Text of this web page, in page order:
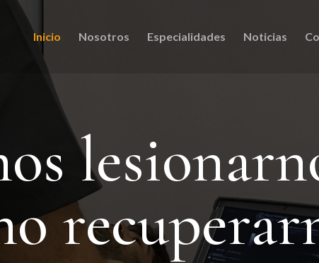
Inicio Nosotros Especialidades Noticias